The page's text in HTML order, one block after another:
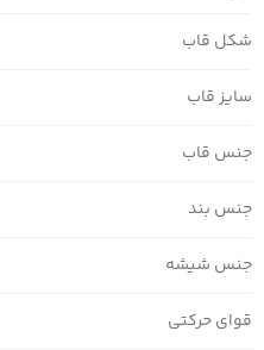
شکل قاب
سایز قاب
جنس قاب
جنس بند
جنس شیشه
قوای حرکتی